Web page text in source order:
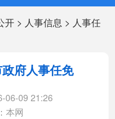
开> 人事信息 > 人事任
府人事任免
06-09 21:26
本网